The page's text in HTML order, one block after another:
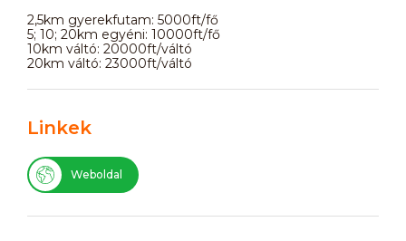
2,5km gyerekfutam: 5000ft/fő
5; 10; 20km egyéni: 10000ft/fő
10km váltó: 20000ft/váltó
20km váltó: 23000ft/váltó
Linkek
Weboldal